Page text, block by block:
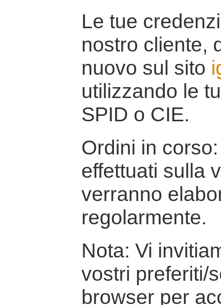
Le tue
nostro cliente,
nuovo sul sito
utilizzando le
SPID o CIE.
Ordini in
effettuati sulla
verranno
regolarmente.
Nota: Vi
vostri preferiti/
browser per